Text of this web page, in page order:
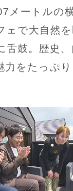
メートルの
ェで大自然
舌鼓。歴史
をたっぷり